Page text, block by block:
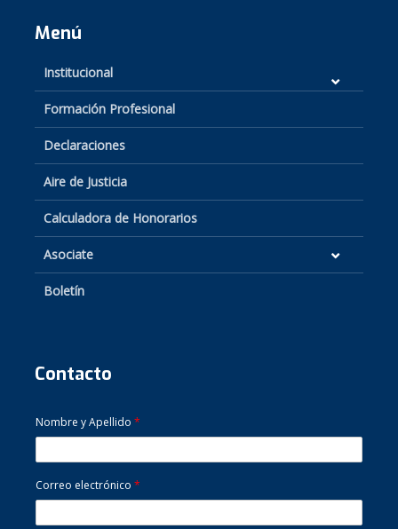
Menú
Institucional
Formación Profesional
Declaraciones
Aire de Justicia
Calculadora de Honorarios
Asociate
Boletín
Contacto
Nombre y Apellido *
Correo electrónico *